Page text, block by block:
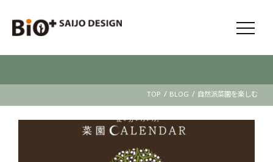
TOP / BLOG / 自然派菜園を楽しむ